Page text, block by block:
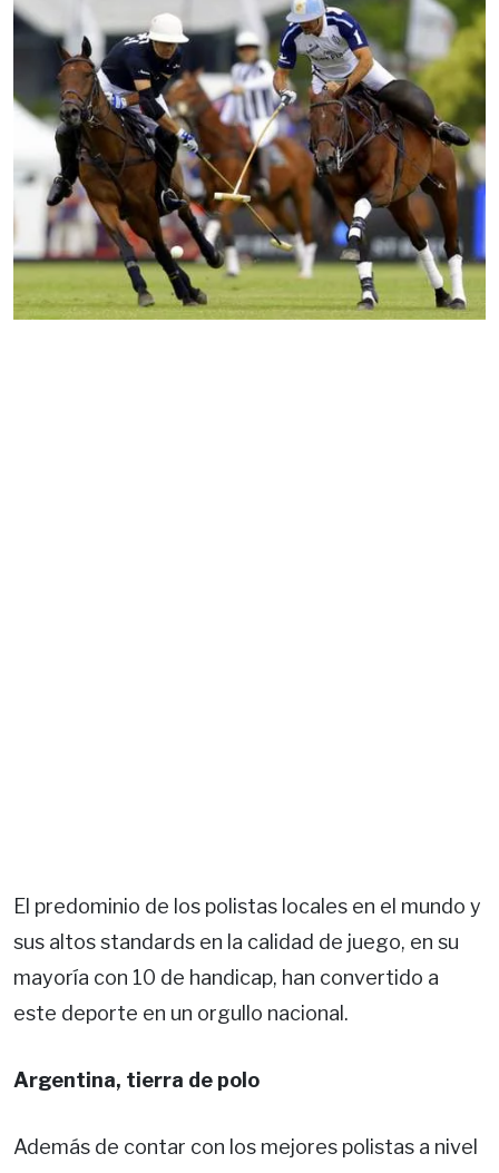
El predominio de los polistas locales en el mundo y
sus altos standards en la calidad de juego, en su
mayoría con 10 de handicap, han convertido a
este deporte en un orgullo nacional.
Argentina, tierra de polo
Además de contar con los mejores polistas a nivel